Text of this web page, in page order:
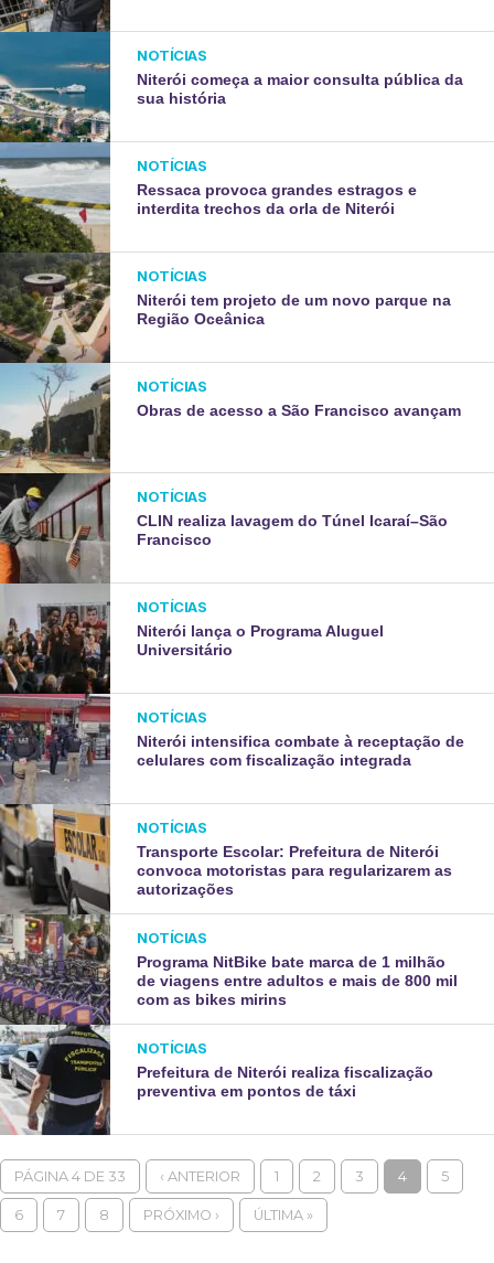
NOTÍCIAS
Niterói começa a maior consulta pública da
sua história
NOTÍCIAS
Ressaca provoca grandes estragos e
interdita trechos da orla de Niterói
NOTÍCIAS
Niterói tem projeto de um novo parque na
Região Oceânica
NOTÍCIAS
Obras de acesso a São Francisco avançam
NOTÍCIAS
CLIN realiza lavagem do Túnel Icaraí–São
Francisco
NOTÍCIAS
Niterói lança o Programa Aluguel
Universitário
NOTÍCIAS
Niterói intensifica combate à receptação de
celulares com fiscalização integrada
NOTÍCIAS
Transporte Escolar: Prefeitura de Niterói
convoca motoristas para regularizarem as
autorizações
NOTÍCIAS
Programa NitBike bate marca de 1 milhão
de viagens entre adultos e mais de 800 mil
com as bikes mirins
NOTÍCIAS
Prefeitura de Niterói realiza fiscalização
preventiva em pontos de táxi
PÁGINA 4 DE 33 ‹ ANTERIOR 1 2 3 4 5
6 7 8 PRÓXIMO › ÚLTIMA »